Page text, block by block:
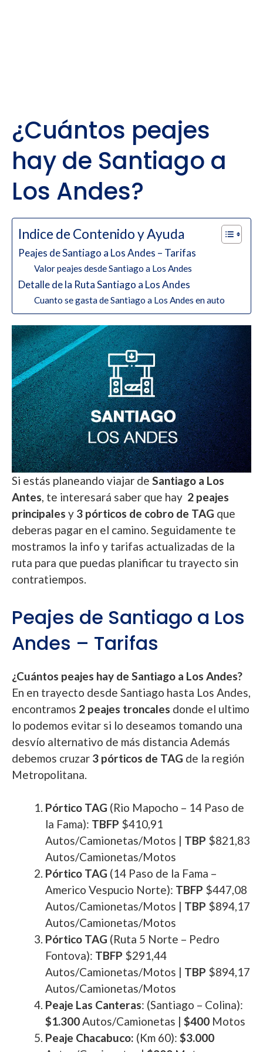
¿Cuántos peajes
hay de Santiago a
Los Andes?
Indice de Contenido y Ayuda
Peajes de Santiago a Los Andes – Tarifas
Valor peajes desde Santiago a Los Andes
Detalle de la Ruta Santiago a Los Andes
Cuanto se gasta de Santiago a Los Andes en auto
Si estás planeando viajar de Santiago a Los
Antes, te interesará saber que hay 2 peajes
principales y 3 pórticos de cobro de TAG que
deberas pagar en el camino. Seguidamente te
mostramos la info y tarifas actualizadas de la
ruta para que puedas planificar tu trayecto sin
contratiempos.
Peajes de Santiago a Los
Andes – Tarifas
¿Cuántos peajes hay de Santiago a Los Andes?
En en trayecto desde Santiago hasta Los Andes,
encontramos 2 peajes troncales donde el ultimo
lo podemos evitar si lo deseamos tomando una
desvío alternativo de más distancia Además
debemos cruzar 3 pórticos de TAG de la región
Metropolitana.
Pórtico TAG (Rio Mapocho – 14 Paso de
la Fama): TBFP $410,91
Autos/Camionetas/Motos | TBP $821,83
Autos/Camionetas/Motos
Pórtico TAG (14 Paso de la Fama –
Americo Vespucio Norte): TBFP $447,08
Autos/Camionetas/Motos | TBP $894,17
Autos/Camionetas/Motos
Pórtico TAG (Ruta 5 Norte – Pedro
Fontova): TBFP $291,44
Autos/Camionetas/Motos | TBP $894,17
Autos/Camionetas/Motos
Peaje Las Canteras: (Santiago – Colina):
$1.300Autos/Camionetas | $400 Motos
Peaje Chacabuco: (Km 60): $3.000